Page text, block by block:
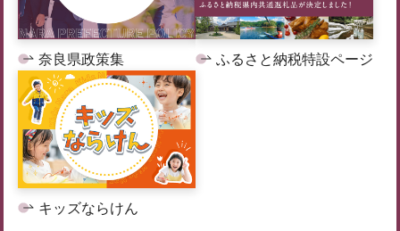
奈良県政策集 ふるさと納税特設ページ
キッズならけん